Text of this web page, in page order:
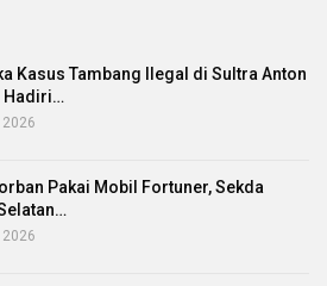
Kasus Tambang Ilegal di Sultra Anton
Hadiri…
Pakai Mobil Fortuner, Sekda